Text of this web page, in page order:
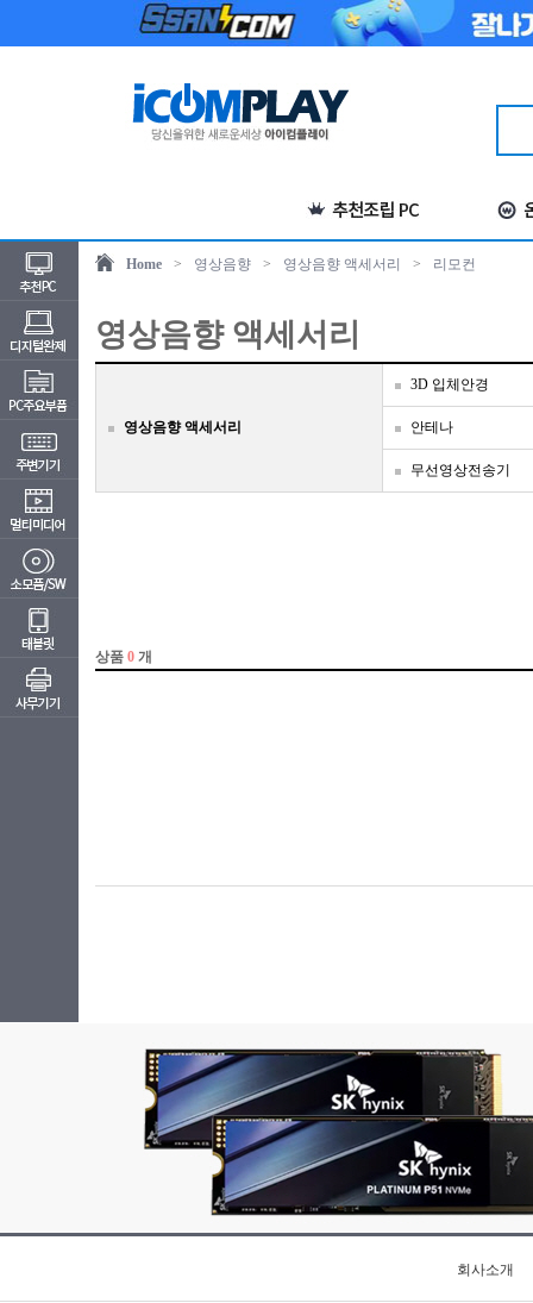
Home > 영상음향 > 영상음향 액세서리 > 리모컨
영상음향 액세서리
영상음향 액세서리
3D 입체안경
안테나
무선영상전송기
회사소개